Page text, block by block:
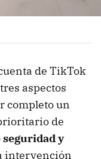
de TikTok
aspectos
completo un
de
seguridad y
intervención